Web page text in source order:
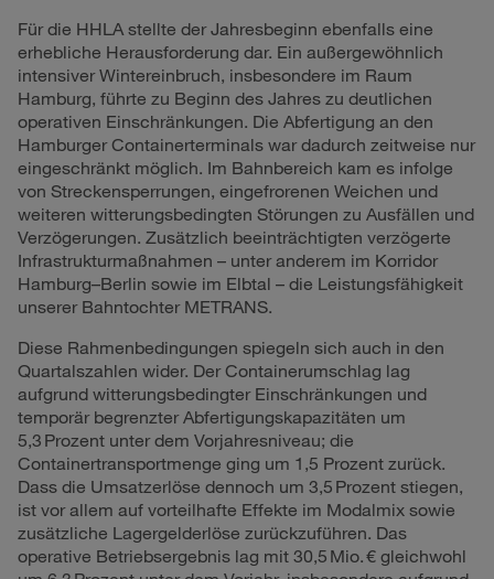
Für die HHLA stellte der Jahresbeginn ebenfalls eine
erhebliche Herausforderung dar. Ein außergewöhnlich
intensiver Wintereinbruch, insbesondere im Raum
Hamburg, führte zu Beginn des Jahres zu deutlichen
operativen Einschränkungen. Die Abfertigung an den
Hamburger Containerterminals war dadurch zeitweise nur
eingeschränkt möglich. Im Bahnbereich kam es infolge
von Streckensperrungen, eingefrorenen Weichen und
weiteren witterungsbedingten Störungen zu Ausfällen und
Verzögerungen. Zusätzlich beeinträchtigten verzögerte
Infrastrukturmaßnahmen – unter anderem im Korridor
Hamburg–Berlin sowie im Elbtal – die Leistungsfähigkeit
unserer Bahntochter METRANS.
Diese Rahmenbedingungen spiegeln sich auch in den
Quartalszahlen wider. Der Containerumschlag lag
aufgrund witterungsbedingter Einschränkungen und
temporär begrenzter Abfertigungskapazitäten um
5,3 Prozent unter dem Vorjahresniveau; die
Containertransportmenge ging um 1,5 Prozent zurück.
Dass die Umsatzerlöse dennoch um 3,5 Prozent stiegen,
ist vor allem auf vorteilhafte Effekte im Modalmix sowie
zusätzliche Lagergelderlöse zurückzuführen. Das
operative Betriebsergebnis lag mit 30,5 Mio. € gleichwohl